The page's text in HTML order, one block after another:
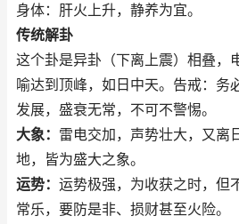
身体：肝火上升，静养为宜。
传统解卦
这个卦是异卦（下离上震）相叠，
喻达到顶峰，如日中天。告戒：务
发展，盛衰无常，不可不警惕。
大象： 雷电交加，声势壮大，又离
地，皆为盛大之象。
运势： 运势极强，为收获之时，但
常乐，要防是非、损财甚至火险。